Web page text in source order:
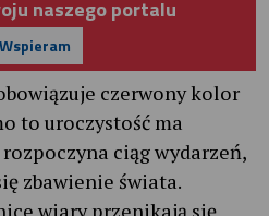
naszego portalu
czerwony kolor
to uroczystość ma
ciąg wydarzeń,
zbawienie świata.
wiary przenikają się